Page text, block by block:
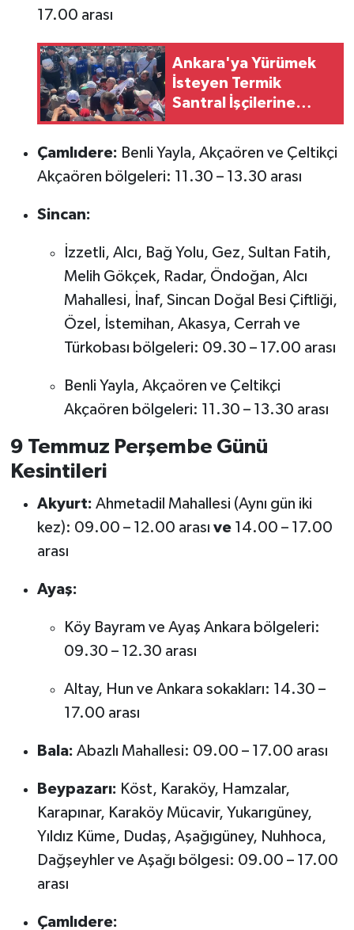
17.00 arası
Ankara'ya Yürümek
İsteyen Termik
Santral İşçilerine
Polis Müdahalesi
Çamlıdere: Benli Yayla, Akçaören ve Çeltikçi
Akçaören bölgeleri: 11.30 – 13.30 arası
Sincan:
İzzetli, Alcı, Bağ Yolu, Gez, Sultan Fatih,
Melih Gökçek, Radar, Öndoğan, Alcı
Mahallesi, İnaf, Sincan Doğal Besi Çiftliği,
Özel, İstemihan, Akasya, Cerrah ve
Türkobası bölgeleri: 09.30 – 17.00 arası
Benli Yayla, Akçaören ve Çeltikçi
Akçaören bölgeleri: 11.30 – 13.30 arası
9 Temmuz Perşembe Günü
Kesintileri
Akyurt: Ahmetadil Mahallesi (Aynı gün iki
kez): 09.00 – 12.00 arası ve14.00 – 17.00
arası
Ayaş:
Köy Bayram ve Ayaş Ankara bölgeleri:
09.30 – 12.30 arası
Altay, Hun ve Ankara sokakları: 14.30 –
17.00 arası
Bala: Abazlı Mahallesi: 09.00 – 17.00 arası
Beypazarı: Köst, Karaköy, Hamzalar,
Karapınar, Karaköy Mücavir, Yukarıgüney,
Yıldız Küme, Dudaş, Aşağıgüney, Nuhhoca,
Dağşeyhler ve Aşağı bölgesi: 09.00 – 17.00
arası
Çamlıdere: